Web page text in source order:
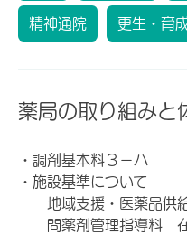
精神通院 更生・育
薬局の取り組みと
・調剤基本料３－ハ
・施設基準について
地域支援・医薬品供
問薬剤管理指導料